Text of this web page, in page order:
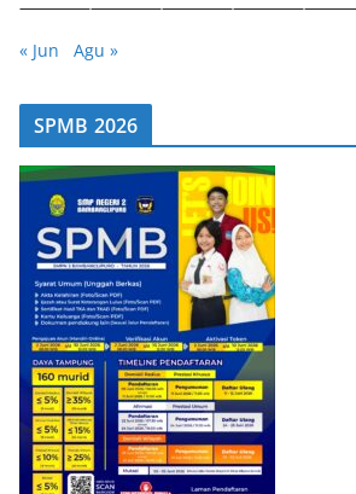
« Jun Agu »
SPMB 2026